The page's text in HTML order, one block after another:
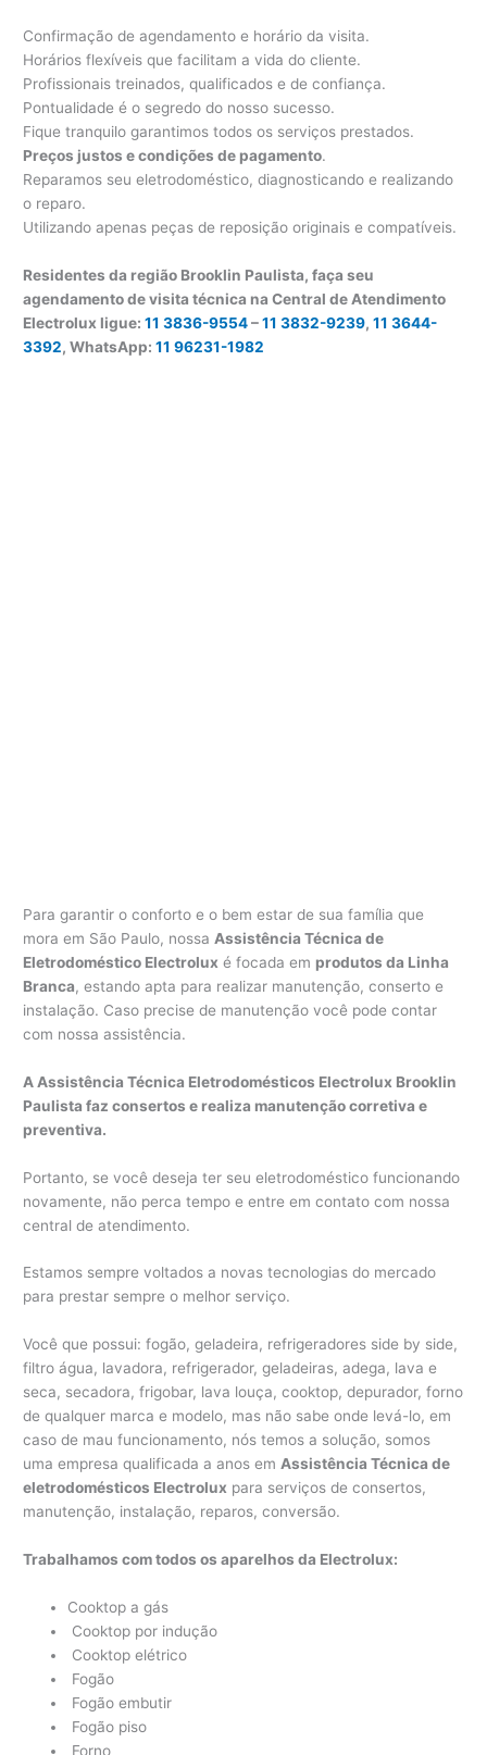
Confirmação de agendamento e horário da visita.
Horários flexíveis que facilitam a vida do cliente.
Profissionais treinados, qualificados e de confiança.
Pontualidade é o segredo do nosso sucesso.
Fique tranquilo garantimos todos os serviços prestados.
Preços justos e condições de pagamento.
Reparamos seu eletrodoméstico, diagnosticando e realizando
o reparo.
Utilizando apenas peças de reposição originais e compatíveis.
Residentes da região Brooklin Paulista, faça seu
agendamento de visita técnica na Central de Atendimento
Electrolux ligue:11 3836-9554–11 3832-9239,11 3644-
3392, WhatsApp:11 96231-1982
Para garantir o conforto e o bem estar de sua família que
mora em São Paulo, nossa Assistência Técnica de
Eletrodoméstico Electrolux é focada em produtos da Linha
Branca, estando apta para realizar manutenção, conserto e
instalação. Caso precise de manutenção você pode contar
com nossa assistência.
A Assistência Técnica Eletrodomésticos Electrolux Brooklin
Paulista faz consertos e realiza manutenção corretiva e
preventiva.
Portanto, se você deseja ter seu eletrodoméstico funcionando
novamente, não perca tempo e entre em contato com nossa
central de atendimento.
Estamos sempre voltados a novas tecnologias do mercado
para prestar sempre o melhor serviço.
Você que possui: fogão, geladeira, refrigeradores side by side,
filtro água, lavadora, refrigerador, geladeiras, adega, lava e
seca, secadora, frigobar, lava louça, cooktop, depurador, forno
de qualquer marca e modelo, mas não sabe onde levá-lo, em
caso de mau funcionamento, nós temos a solução, somos
uma empresa qualificada a anos emAssistência Técnica de
eletrodomésticos Electrolux para serviços de consertos,
manutenção, instalação, reparos, conversão.
Trabalhamos com todos os aparelhos da Electrolux:
Cooktop a gás
Cooktop por indução
Cooktop elétrico
Fogão
Fogão embutir
Fogão piso
Forno